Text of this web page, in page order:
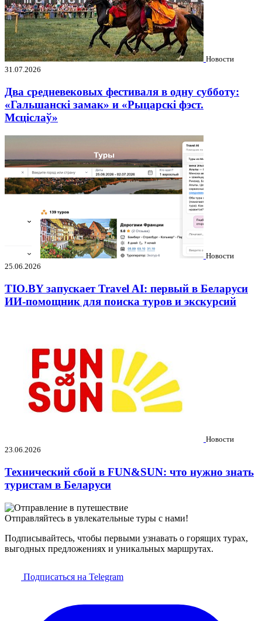
Новости
31.07.2026
Два средневековых фестиваля в одну субботу:
«Гальшанскі замак» и «Рыцарскі фэст.
Мсціслаў»
Новости
25.06.2026
TIO.BY запускает Travel AI: первый в Беларуси
ИИ-помощник для поиска туров и экскурсий
Новости
23.06.2026
Технический сбой в FUN&SUN: что нужно знать
туристам в Беларуси
Отправляйтесь в увлекательные туры с нами!
Подписывайтесь, чтобы первыми узнавать о горящих турах,
выгодных предложениях и уникальных маршрутах.
Подписаться на Telegram